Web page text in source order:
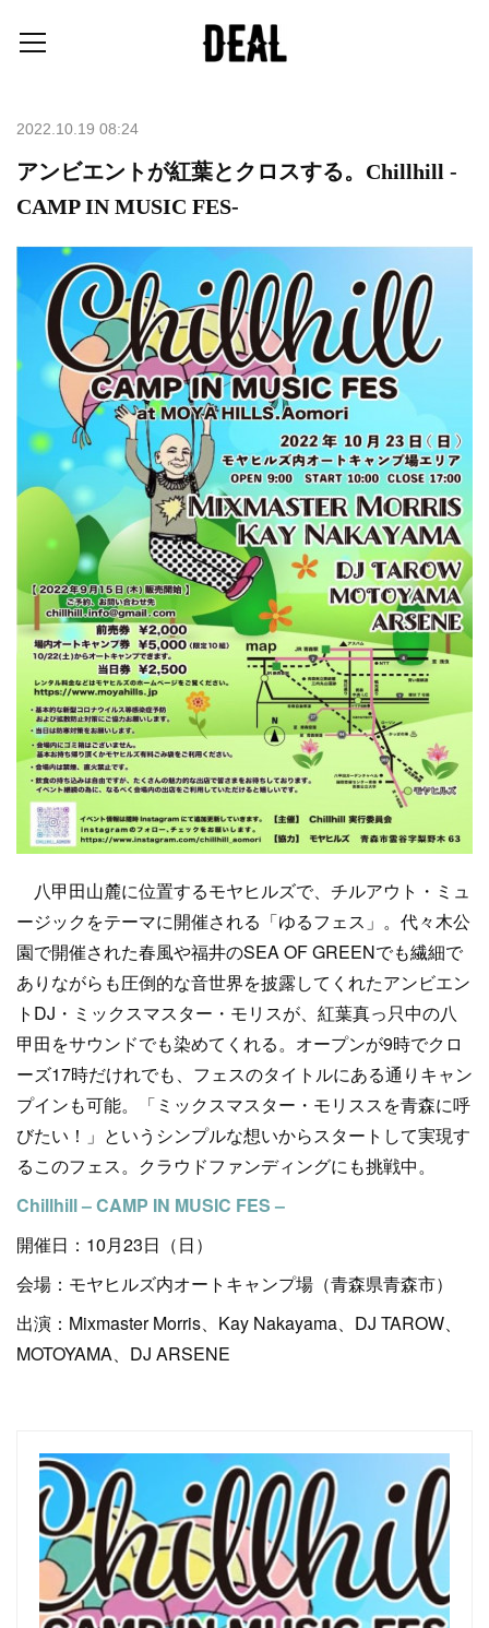
2022.10.19 08:24
アンビエントが紅葉とクロスする。Chillhill -
CAMP IN MUSIC FES-
八甲田山麓に位置するモヤヒルズで、チルアウト・ミュ
ージックをテーマに開催される「ゆるフェス」。代々木公
園で開催された春風や福井のSEA OF GREENでも繊細で
ありながらも圧倒的な音世界を披露してくれたアンビエン
トDJ・ミックスマスター・モリスが、紅葉真っ只中の八
甲田をサウンドでも染めてくれる。オープンが9時でクロ
ーズ17時だけれでも、フェスのタイトルにある通りキャン
プインも可能。「ミックスマスター・モリススを青森に呼
びたい！」というシンプルな想いからスタートして実現す
るこのフェス。クラウドファンディングにも挑戦中。
Chillhill – CAMP IN MUSIC FES –
開催日：10月23日（日）
会場：モヤヒルズ内オートキャンプ場（青森県青森市）
出演：Mixmaster Morris、Kay Nakayama、DJ TAROW、
MOTOYAMA、DJ ARSENE